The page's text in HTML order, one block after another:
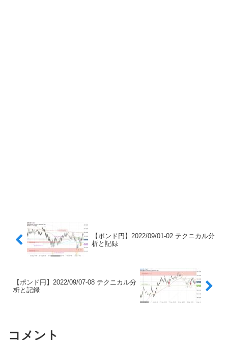
【ポンド円】2022/09/01-02 テクニカル分
析と記録
【ポンド円】2022/09/07-08 テクニカル分
析と記録
コメント